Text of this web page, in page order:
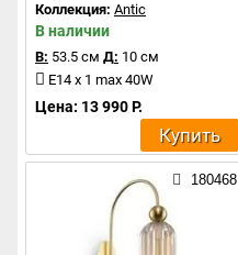
Коллекция: Antic
В наличии
В: 53.5 см Д: 10 см
E14 x 1 max 40W
Цена: 13 990 Р.
Купить
180468